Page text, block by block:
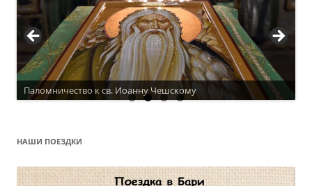
Паломничество к св. Иоанну Чешскому
Актуальное расписание
НАШИ ПОЕЗДКИ